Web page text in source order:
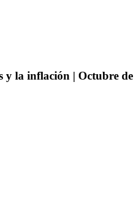
y la inflación | Octubre de